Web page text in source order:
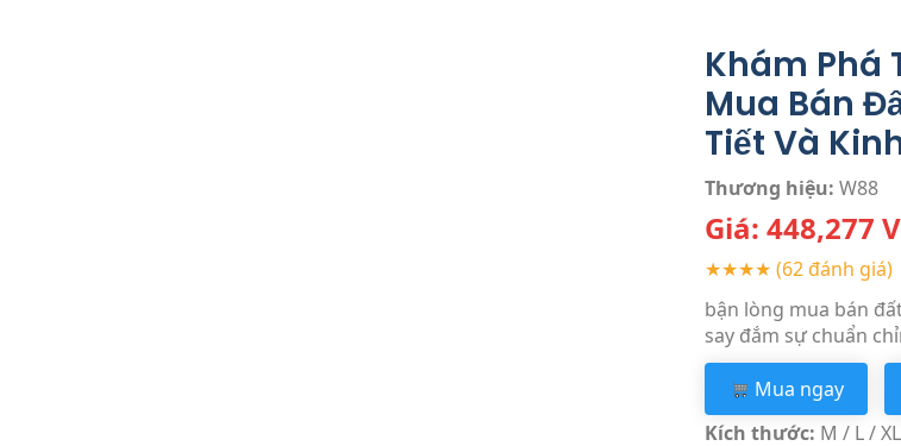
Khám Phá
Mua Bán
Tiết Và
Thương hiệu: W88
Giá: 448,277
★★★★ (62 đánh giá)
bận lòng mua bán
say đắm sự chuẩn
Mua ngay
Kích thước: M / L / XL